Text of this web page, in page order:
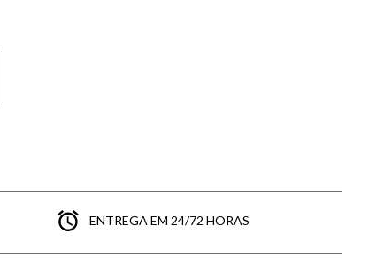
ENTREGA EM 24/72 HORAS